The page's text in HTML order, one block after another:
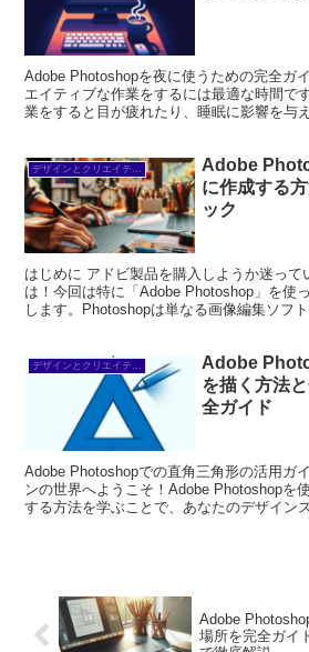
Adobe Photoshopを夜に使うための完全ガ
エイティブな作業をするには最適な時間で
業をすると目が疲れたり、睡眠に影響を与
Adobe
に作成する
ック
はじめに アドビ製品を購入しようか迷って
は！今回は特に「Adobe Photoshop」を使
します。Photoshopは単なる画像編集ソフ
デザインとクリエイティブ
Adobe
を描く方法
全ガイド
Adobe Photoshopでの直角三角形の活用ガ
ンの世界へようこそ！Adobe Photoshopを
する方法を学ぶことで、あなたのデザイン
Adobe
場所を完全ガイ